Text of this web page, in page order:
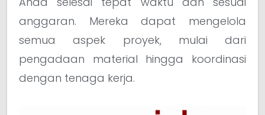
anggaran. Mereka dapat mengelola
semua aspek proyek, mulai dari
pengadaan material hingga koordinasi
dengan tenaga kerja.